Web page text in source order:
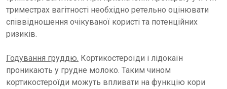
триместрах вагітності необхідно ретельно оцінювати
співвідношення очікуваної користі та потенційних
ризиків.
Годування груддю. Кортикостероїди і лідокаїн
проникають у грудне молоко. Таким чином
кортикостероїди можуть впливати на функцію кори